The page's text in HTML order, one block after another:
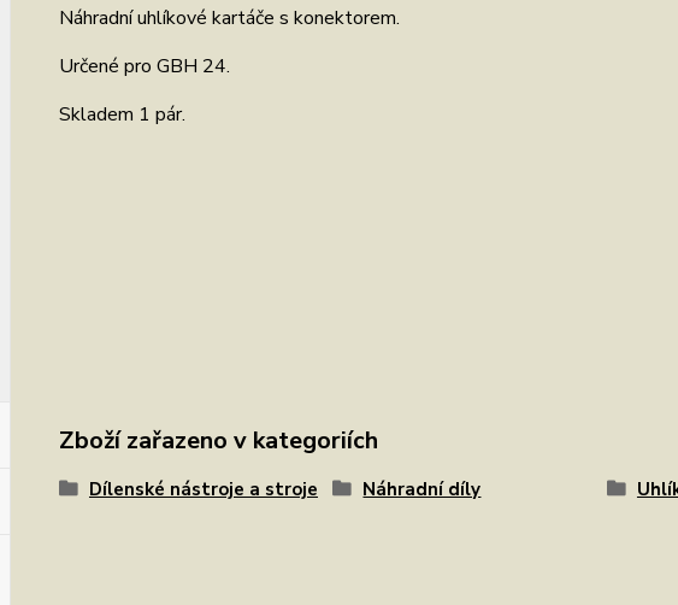
Náhradní uhlíkové kartáče s konektorem.
Určené pro GBH 24.
Skladem 1 pár.
Zboží zařazeno v kategoriích
Dílenské nástroje a stroje Náhradní díly